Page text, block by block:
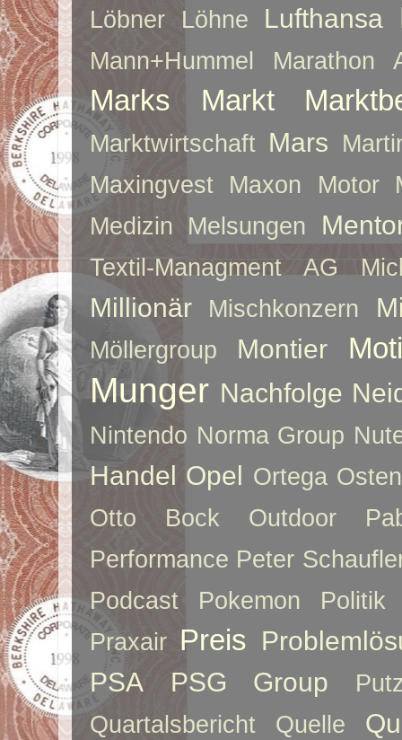
Löbner
Löhne Lufthansa
Mann+Hummel Marathon
Marks Markt
Marktwirtschaft Mars
Maxingvest
Maxon Motor
Medizin
Melsungen
Textil-Managment AG
Millionär Mischkonzern
Möllergroup Montier
Munger Nachfolge
Nintendo Norma Group
Handel Opel Ortega Osten
Otto Bock
Outdoor
Performance Peter
Podcast
Pokemon
Politik
Praxair Preis
PSA
PSG Group
Quartalsbericht
Quelle